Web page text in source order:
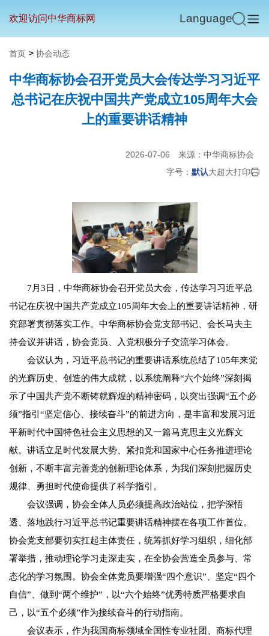
欢迎访问中华商标网 Language
首页 > 协会动态
中华商标协会召开党员大会传达学习习近平
总书记在庆祝中国共产党成立105周年大会
上的重要讲话精神
2026-07-06
来源：中华商标协会
字号： 默认大超大打印
7月3日，中华商标协会召开党员大会，传达学习习近平总
书记在庆祝中国共产党成立105周年大会上的重要讲话精神，研
究部署贯彻落实工作。中华商标协会党支部书记、会长马夫主
持会议并讲话，协会党员、入党积极分子交流学习体会。
会议认为，习近平总书记的重要讲话系统总结了105年来党
的光辉历史、创造的伟大成就，以系统阐释“六个始终”深刻揭
示了中国共产党不断铸就辉煌的精神密码，以突出强调“五个必
须”指引“坚定信心、接续奋斗”的前进方向，是丰富和发展习近
平新时代中国特色社会主义思想的又一篇马克思主义光辉文
献。讲话立足时代发展大势、紧扣党和国家中心任务推进理论
创新，不断丰富完善党的创新理论体系，为我们深刻把握历史
规律、勇担时代使命提供了科学指引。
会议强调，协会全体人员必须提高政治站位，把学深悟
透、落地践行习近平总书记重要讲话精神摆在各项工作首位。
协会党支部要切实扛起主体责任，统筹抓好学习组织，细化部
署举措，推动理论学习走深走实，在全协会营造全员参与、常
态化的学习氛围。协会全体党员要增强“四个意识”、坚定“四个
自信”、做到“两个维护”，以“六个始终”优秀特质严格要求自
己，以“五个必须”作为接续奋斗的行动指南。
会议表示，作为我国商标领域全国性专业社团、商标代理